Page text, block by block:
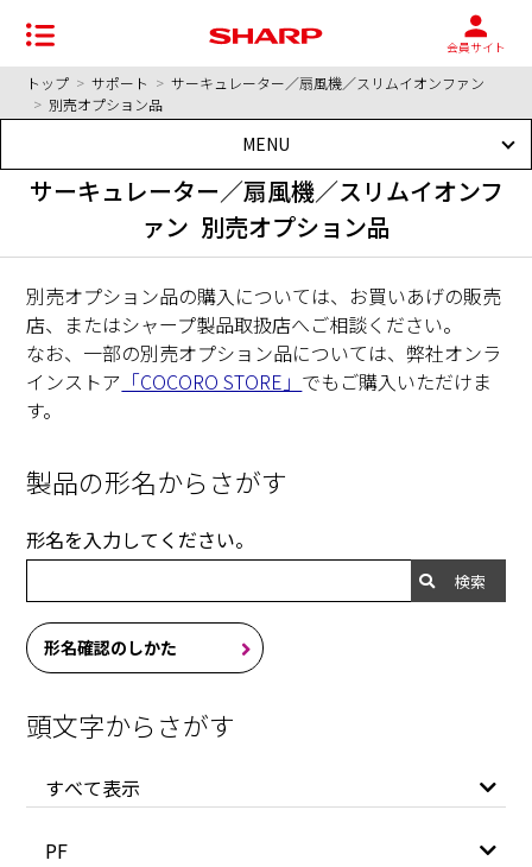
会員サイト
トップ > サポート > サーキュレーター／扇風機／スリムイオンファン
> 別売オプション品
サーキュレーター／扇風機／スリムイオンフ
ァン 別売オプション品
MENU
別売オプション品の購入については、お買いあげの販売
店、またはシャープ製品取扱店へご相談ください。
なお、一部の別売オプション品については、弊社オンラ
インストア 「COCORO STORE」 でもご購入いただけま
す。
製品の形名からさがす
形名を入力してください。
検索
形名確認のしかた
頭文字からさがす
すべて表示
PF